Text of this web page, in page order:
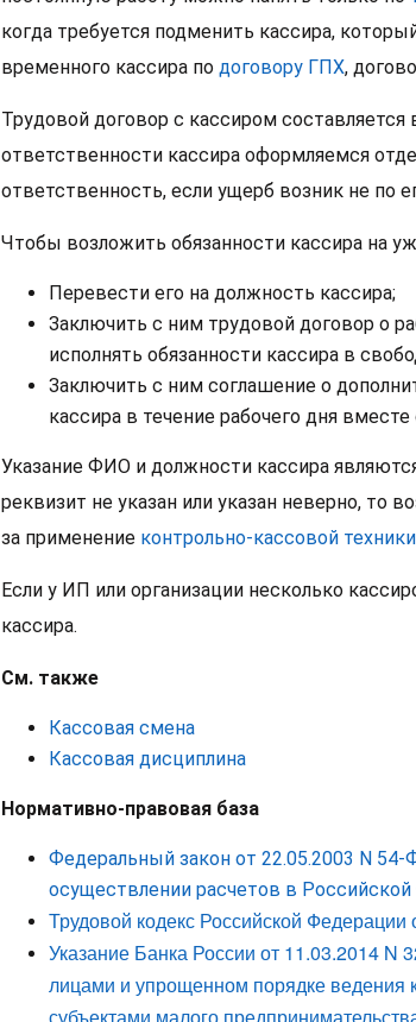
когда требуется подменить кассира,
временного кассира по договору ГПХ,
Трудовой договор с кассиром
ответственности кассира оформляемся
ответственность, если ущерб возник не по
Чтобы возложить обязанности кассира на
Перевести его на должность кассира;
Заключить с ним трудовой договор о
исполнять обязанности кассира в
Заключить с ним соглашение о
кассира в течение рабочего дня
Указание ФИО и должности кассира
реквизит не указан или указан неверно, то
за применение контрольно-кассовой
Если у ИП или организации несколько
кассира.
См. также
Кассовая смена
Кассовая дисциплина
Нормативно-правовая база
Федеральный закон от 22.05.2003 N
осуществлении расчетов в
Трудовой кодекс Российской
Указание Банка России от 11.03.2014
лицами и упрощенном порядке ведения
субъектами малого